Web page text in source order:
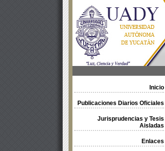
Inicio
Publicaciones Diarios Oficiales
Jurisprudencias y Tesis
Aisladas
Enlaces